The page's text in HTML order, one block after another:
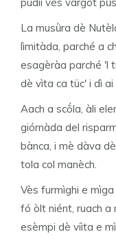
La musǜra dè
lìmitàda, parché a
esagèràa parché 'l
dè vìta ca tüc' i dì
Aach a scṍla, àli
giórnàda del
bànca, i mè dàva
tola col manèch.
Vès furmìghi e
fó òlt niént, ruach a
esèmpi dè viìta e